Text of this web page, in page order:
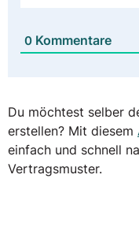
0 Kommentare
Du möchtest selber
erstellen? Mit diesem
einfach und schnell
Vertragsmuster.